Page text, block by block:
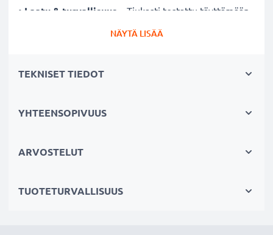
• Laatu & turvallisuus – Tiukasti testattu täyttämään
korkeimmat turvallisuus- ja luotettavuusstandardit
radiopuhelimeen ja on helppo asentaa
Tuotetiedot:
Akkutyyppi:
NÄYTÄ LISÄÄ
TEKNISET TIEDOT
YHTEENSOPIVUUS
ARVOSTELUT
TUOTETURVALLISUUS